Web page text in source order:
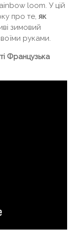
loom. У цій
про те, як
зимовий
руками.
Французька